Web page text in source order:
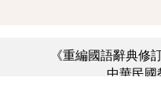
《重編國語辭典修
中華民國